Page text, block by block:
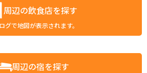
周辺の飲食店を探す
グで地図が表示されます。
周辺の宿を探す